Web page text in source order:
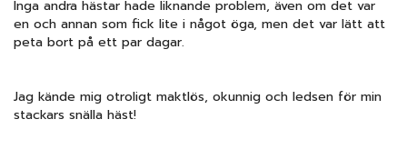
Inga andra hästar hade liknande problem, även om det var
en och annan som fick lite i något öga, men det var lätt att
peta bort på ett par dagar.
Jag kände mig otroligt maktlös, okunnig och ledsen för min
stackars snälla häst!